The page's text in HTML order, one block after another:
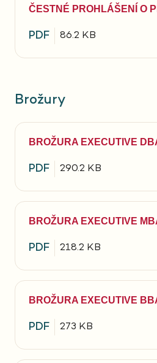
ČESTNÉ PROHLÁŠENÍ O
PDF 86.2 KB
Brožury
BROŽURA EXECUTIVE
PDF 290.2 KB
BROŽURA EXECUTIVE
PDF 218.2 KB
BROŽURA EXECUTIVE
PDF 273 KB